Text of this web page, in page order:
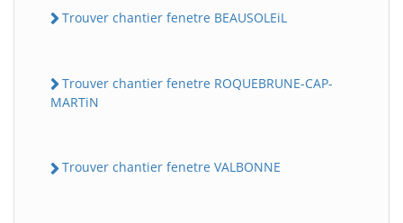
Trouver chantier fenetre BEAUSOLEiL
Trouver chantier fenetre ROQUEBRUNE-CAP-
MARTiN
Trouver chantier fenetre VALBONNE